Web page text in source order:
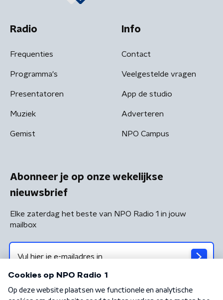
Radio
Frequenties
Programma's
Presentatoren
Muziek
Gemist
Info
Contact
Veelgestelde vragen
App de studio
Adverteren
NPO Campus
Abonneer je op onze wekelijkse
nieuwsbrief
Elke zaterdag het beste van NPO Radio 1 in jouw
mailbox